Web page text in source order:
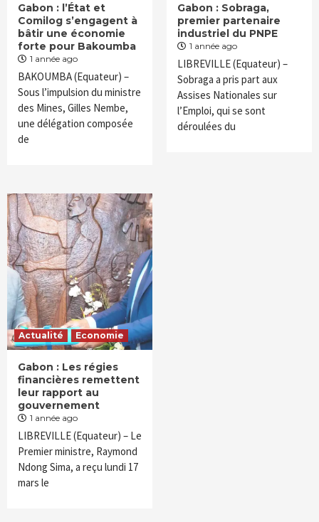
Gabon : l’État et
Comilog s’engagent à
bâtir une économie
forte pour Bakoumba
1 année ago
BAKOUMBA (Equateur) –
Sous l’impulsion du ministre
des Mines, Gilles Nembe,
une délégation composée
de
Gabon : Sobraga,
premier partenaire
industriel du PNPE
1 année ago
LIBREVILLE (Equateur) –
Sobraga a pris part aux
Assises Nationales sur
l’Emploi, qui se sont
déroulées du
Actualité Economie
Gabon : Les régies
financières remettent
leur rapport au
gouvernement
1 année ago
LIBREVILLE (Equateur) – Le
Premier ministre, Raymond
Ndong Sima, a reçu lundi 17
mars le